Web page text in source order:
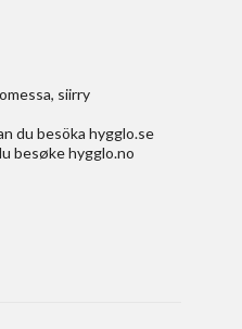
, siirry
du besöka hygglo.se
besøke hygglo.no